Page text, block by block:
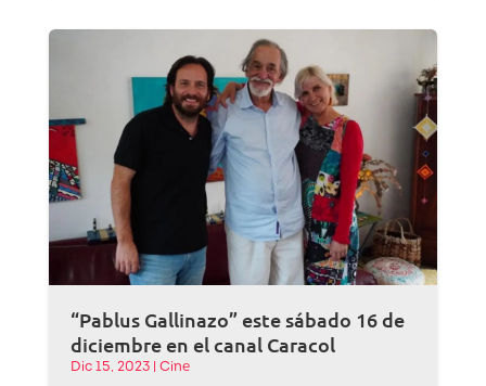
“Pablus Gallinazo” este sábado 16 de
diciembre en el canal Caracol
Dic 15, 2023| Cine